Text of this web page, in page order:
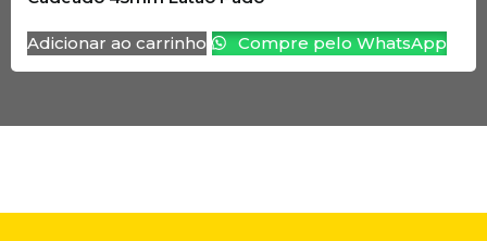
Adicionar ao carrinho Compre pelo WhatsApp